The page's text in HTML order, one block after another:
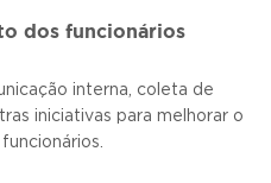
dos funcionários
interna, coleta de
iniciativas para melhorar o